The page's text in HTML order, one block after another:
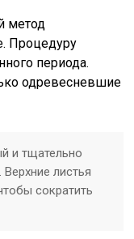
метод
Процедуру
периода.
одревесневшие
и тщательно
листья
сократить